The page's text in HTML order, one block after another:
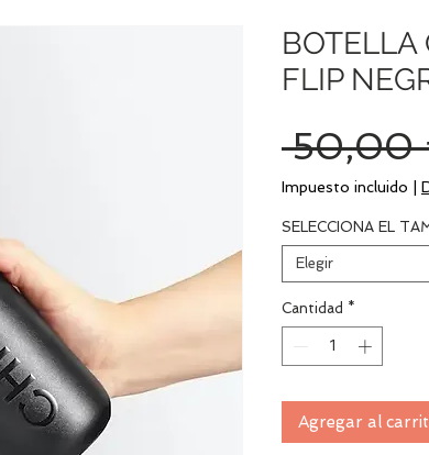
BOTELLA
FLIP
50,00
Impuesto incluido
SELECCIONA EL
Elegir
Cantidad *
Agregar al